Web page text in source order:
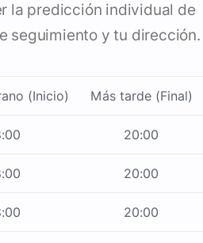
la predicción individual de
seguimiento y tu dirección.
(Inicio) Más tarde (Final)
20:00
20:00
20:00